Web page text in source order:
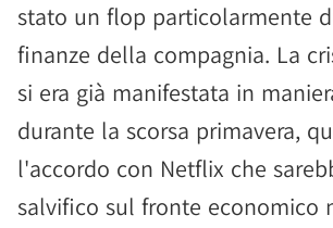
stato un flop particolarmente
finanze della compagnia. La
si era già manifestata in
durante la scorsa primavera,
l'accordo con Netflix che
salvifico sul fronte economico